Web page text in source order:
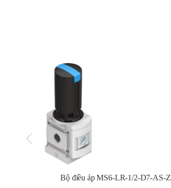
Bộ điều áp MS6-LR-1/2-D7-AS-Z